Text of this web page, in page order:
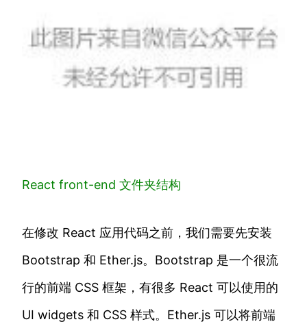
React front-end 文件夹结构
在修改 React 应用代码之前，我们需要先安装
Bootstrap 和 Ether.js。Bootstrap 是一个很流
行的前端 CSS 框架，有很多 React 可以使用的
UI widgets 和 CSS 样式。Ether.js 可以将前端